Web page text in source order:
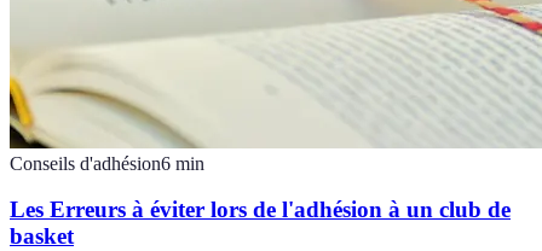
Conseils d'adhésion6 min
Les Erreurs à éviter lors de l'adhésion à un club de
basket